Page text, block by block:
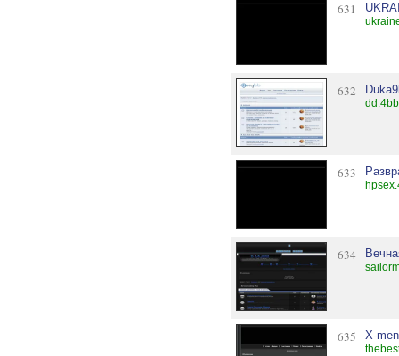
631
632
633
634
635 X-